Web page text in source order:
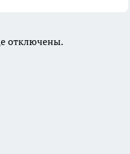
отключены.